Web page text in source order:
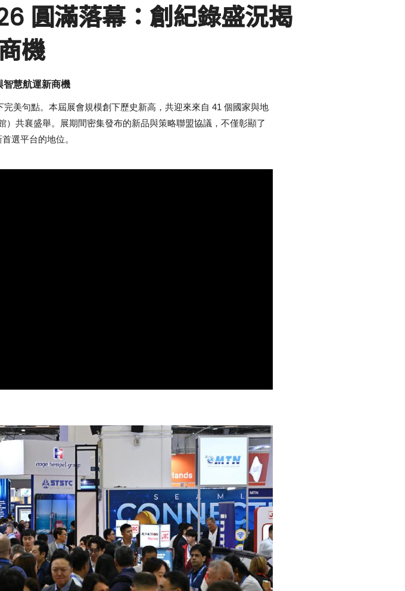
圓滿落幕：創紀錄盛況揭
機
智慧航運新商機
美句點。本屆展會規模創下歷史新高，共迎來來自 41 個國家與地
共襄盛舉。展期間密集發布的新品與策略聯盟協議，不僅彰顯了
選平台的地位。